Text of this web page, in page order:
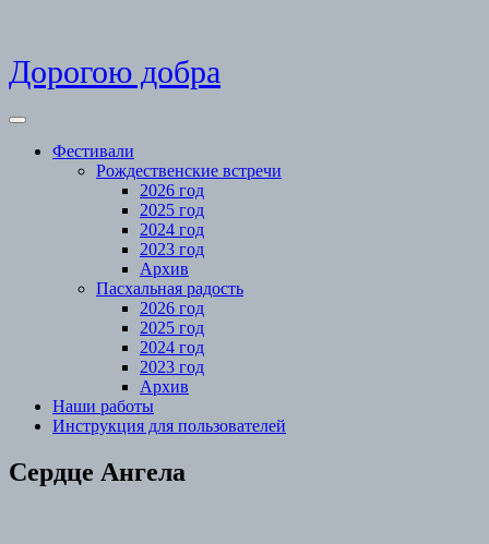
Skip
to
Дорогою добра
Open
Фестивали
Рождественские встречи
2026 год
2025 год
2024 год
2023 год
Архив
Пасхальная радость
2026 год
2025 год
2024 год
2023 год
Архив
Наши работы
Инструкция для пользователей
Close
Menu
Сердце Ангела